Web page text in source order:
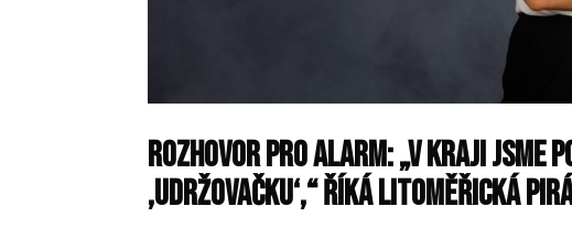
rozhovor pro alarm: „V kraji jsme
‚udržovačku‘,“ říká litoměřická